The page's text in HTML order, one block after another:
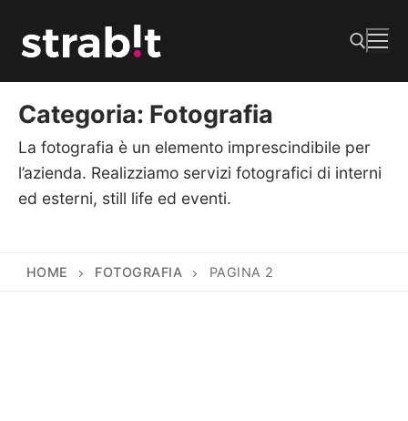
Cerca:
Categoria: Fotografia
La fotografia è un elemento imprescindibile per
l’azienda. Realizziamo servizi fotografici di interni
ed esterni, still life ed eventi.
HOME FOTOGRAFIA PAGINA 2